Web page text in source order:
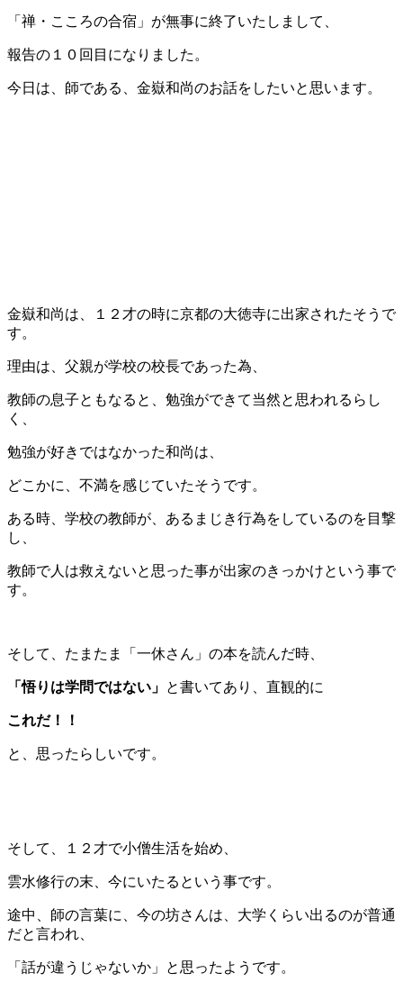
「禅・こころの合宿」が無事に終了いたしまして、
報告の１０回目になりました。
今日は、師である、金嶽和尚のお話をしたいと思います。
金嶽和尚は、１２才の時に京都の大徳寺に出家されたそうで
す。
理由は、父親が学校の校長であった為、
教師の息子ともなると、勉強ができて当然と思われるらし
く、
勉強が好きではなかった和尚は、
どこかに、不満を感じていたそうです。
ある時、学校の教師が、あるまじき行為をしているのを目撃
し、
教師で人は救えないと思った事が出家のきっかけという事で
す。
そして、たまたま「一休さん」の本を読んだ時、
「悟りは学問ではない」 と書いてあり、直観的に
これだ！！
と、思ったらしいです。
そして、１２才で小僧生活を始め、
雲水修行の末、今にいたるという事です。
途中、師の言葉に、今の坊さんは、大学くらい出るのが普通
だと言われ、
「話が違うじゃないか」と思ったようです。